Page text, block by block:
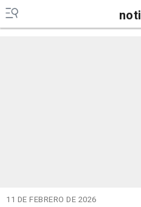
noti
11 DE FEBRERO DE 2026